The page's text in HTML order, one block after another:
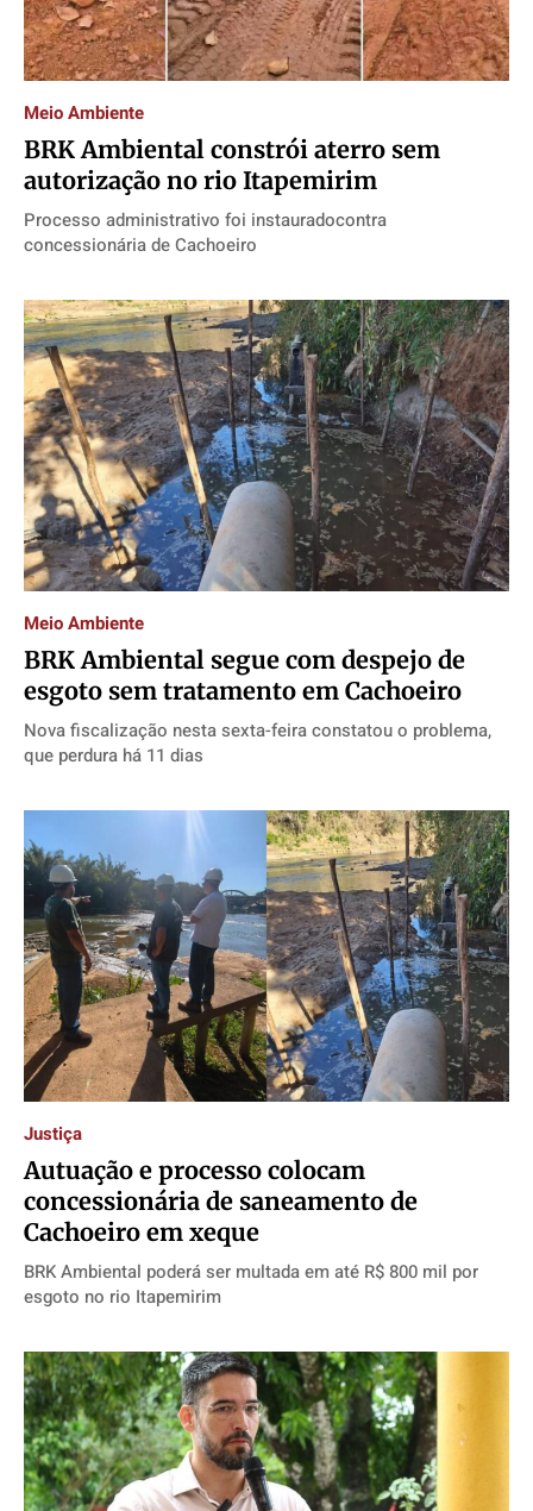
Meio Ambiente
BRK Ambiental constrói aterro sem
autorização no rio Itapemirim
Processo administrativo foi instauradocontra
concessionária de Cachoeiro
Meio Ambiente
BRK Ambiental segue com despejo de
esgoto sem tratamento em Cachoeiro
Nova fiscalização nesta sexta-feira constatou o problema,
que perdura há 11 dias
Justiça
Autuação e processo colocam
concessionária de saneamento de
Cachoeiro em xeque
BRK Ambiental poderá ser multada em até R$ 800 mil por
esgoto no rio Itapemirim